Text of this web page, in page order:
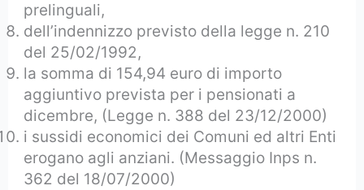
prelinguali,
dell’indennizzo previsto della legge n. 210
del 25/02/1992,
la somma di 154,94 euro di importo
aggiuntivo prevista per i pensionati a
dicembre, (Legge n. 388 del 23/12/2000)
i sussidi economici dei Comuni ed altri Enti
erogano agli anziani. (Messaggio Inps n.
362 del 18/07/2000)